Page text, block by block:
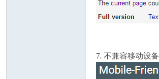
7. 不兼容移动设备